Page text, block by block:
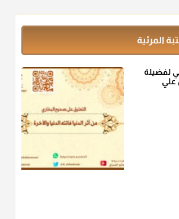
ولا مبسوطتين أربع مرات من الرز أو البر
، فإلم يعلم إلا بعد ذلك لم تجزه لقولهﷺ:
المرئية
لفضيلة
علي